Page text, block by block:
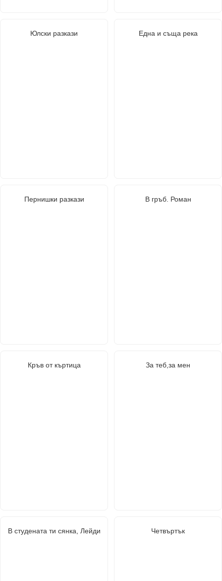
Юлски разкази Една и съща река
Пернишки разкази В гръб. Роман
Кръв от къртица За теб,за мен
В студената ти сянка, Лейди Четвъртък